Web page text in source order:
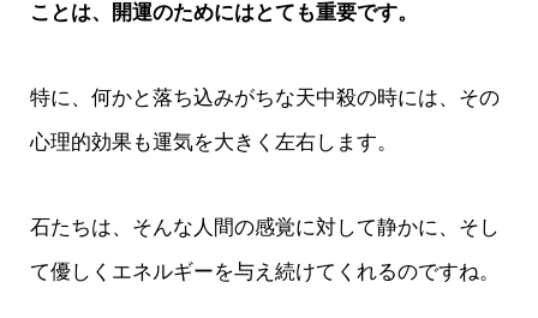
ことは、開運のためにはとても重要です。
特に、何かと落ち込みがちな天中殺の時には、その
心理的効果も運気を大きく左右します。
石たちは、そんな人間の感覚に対して静かに、そし
て優しくエネルギーを与え続けてくれるのですね。